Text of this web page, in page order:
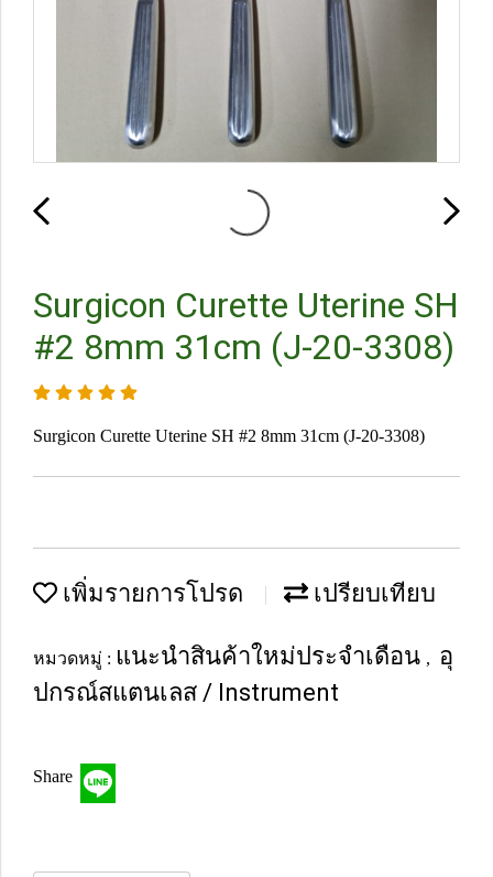
Surgicon Curette Uterine SH
#2 8mm 31cm (J-20-3308)
Surgicon Curette Uterine SH #2 8mm 31cm (J-20-3308)
เพิ่มรายการโปรด เปรียบเทียบ
หมวดหมู่ : แนะนำสินค้าใหม่ประจำเดือน , อุ
ปกรณ์สแตนเลส / Instrument
Share